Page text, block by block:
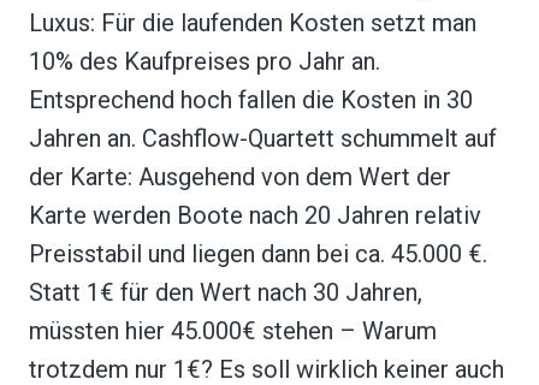
Luxus: Für die laufenden Kosten setzt man
10% des Kaufpreises pro Jahr an.
Entsprechend hoch fallen die Kosten in 30
Jahren an. Cashflow-Quartett schummelt auf
der Karte: Ausgehend von dem Wert der
Karte werden Boote nach 20 Jahren relativ
Preisstabil und liegen dann bei ca. 45.000 €.
Statt 1€ für den Wert nach 30 Jahren,
müssten hier 45.000€ stehen – Warum
trotzdem nur 1€? Es soll wirklich keiner auch